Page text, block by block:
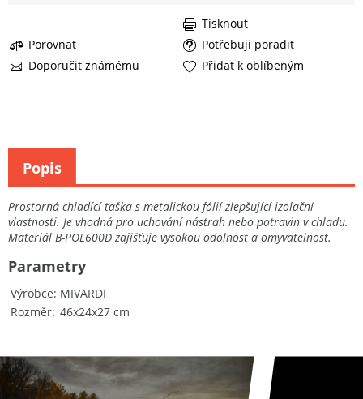
Porovnat
Potřebuji poradit
Doporučit známému
Tisknout
Přidat k oblíbeným
Prostorná chladící taška s metalickou fólií zlepšující izolační
vlastnosti. Je vhodná pro uchování nástrah nebo potravin v chladu.
Materiál B-POL600D zajišťuje vysokou odolnost a omyvatelnost.
Výrobce MIVARDI
Rozměr 46x24x27 cm
Parametry
Popis